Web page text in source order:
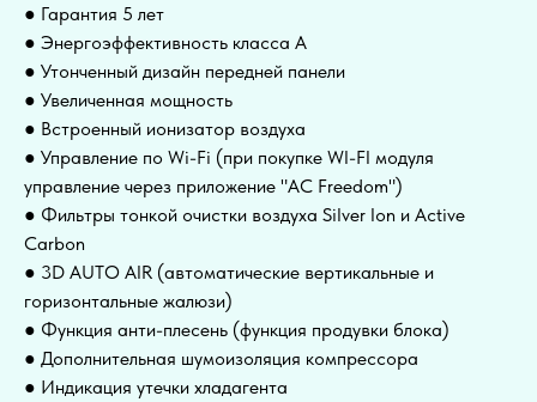
● Гарантия 5 лет
● Энергоэффективность класса А
● Утонченный дизайн передней панели
● Увеличенная мощность
● Встроенный ионизатор воздуха
● Управление по Wi-Fi (при покупке WI-FI модуля
управление через приложение "AC Freedom")
● Фильтры тонкой очистки воздуха Silver Ion и Active
Carbon
● 3D AUTO AIR (автоматические вертикальные и
горизонтальные жалюзи)
● Функция анти-плесень (функция продувки блока)
● Дополнительная шумоизоляция компрессора
● Индикация утечки хладагента